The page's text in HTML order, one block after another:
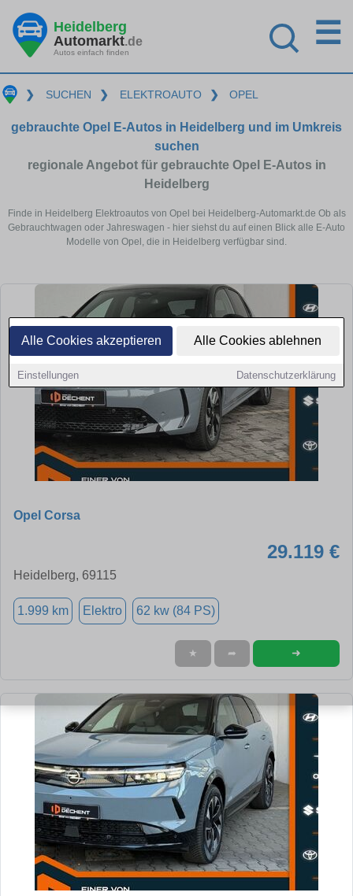
Alle Cookies akzeptieren Alle Cookies ablehnen
Einstellungen Datenschutzerklärung
Heidelberg
Automarkt.de
Autos einfach finden
☰
❯ SUCHEN ❯ ELEKTROAUTO ❯ OPEL
gebrauchte Opel E-Autos in Heidelberg und im Umkreis
suchen
regionale Angebot für gebrauchte Opel E-Autos in
Heidelberg
Finde in Heidelberg Elektroautos von Opel bei Heidelberg-Automarkt.de Ob als
Gebrauchtwagen oder Jahreswagen - hier siehst du auf einen Blick alle E-Auto
Modelle von Opel, die in Heidelberg verfügbar sind.
Opel Corsa
29.119 €
Heidelberg, 69115
1.999 km Elektro 62 kw (84 PS)
★ ➦ ➜